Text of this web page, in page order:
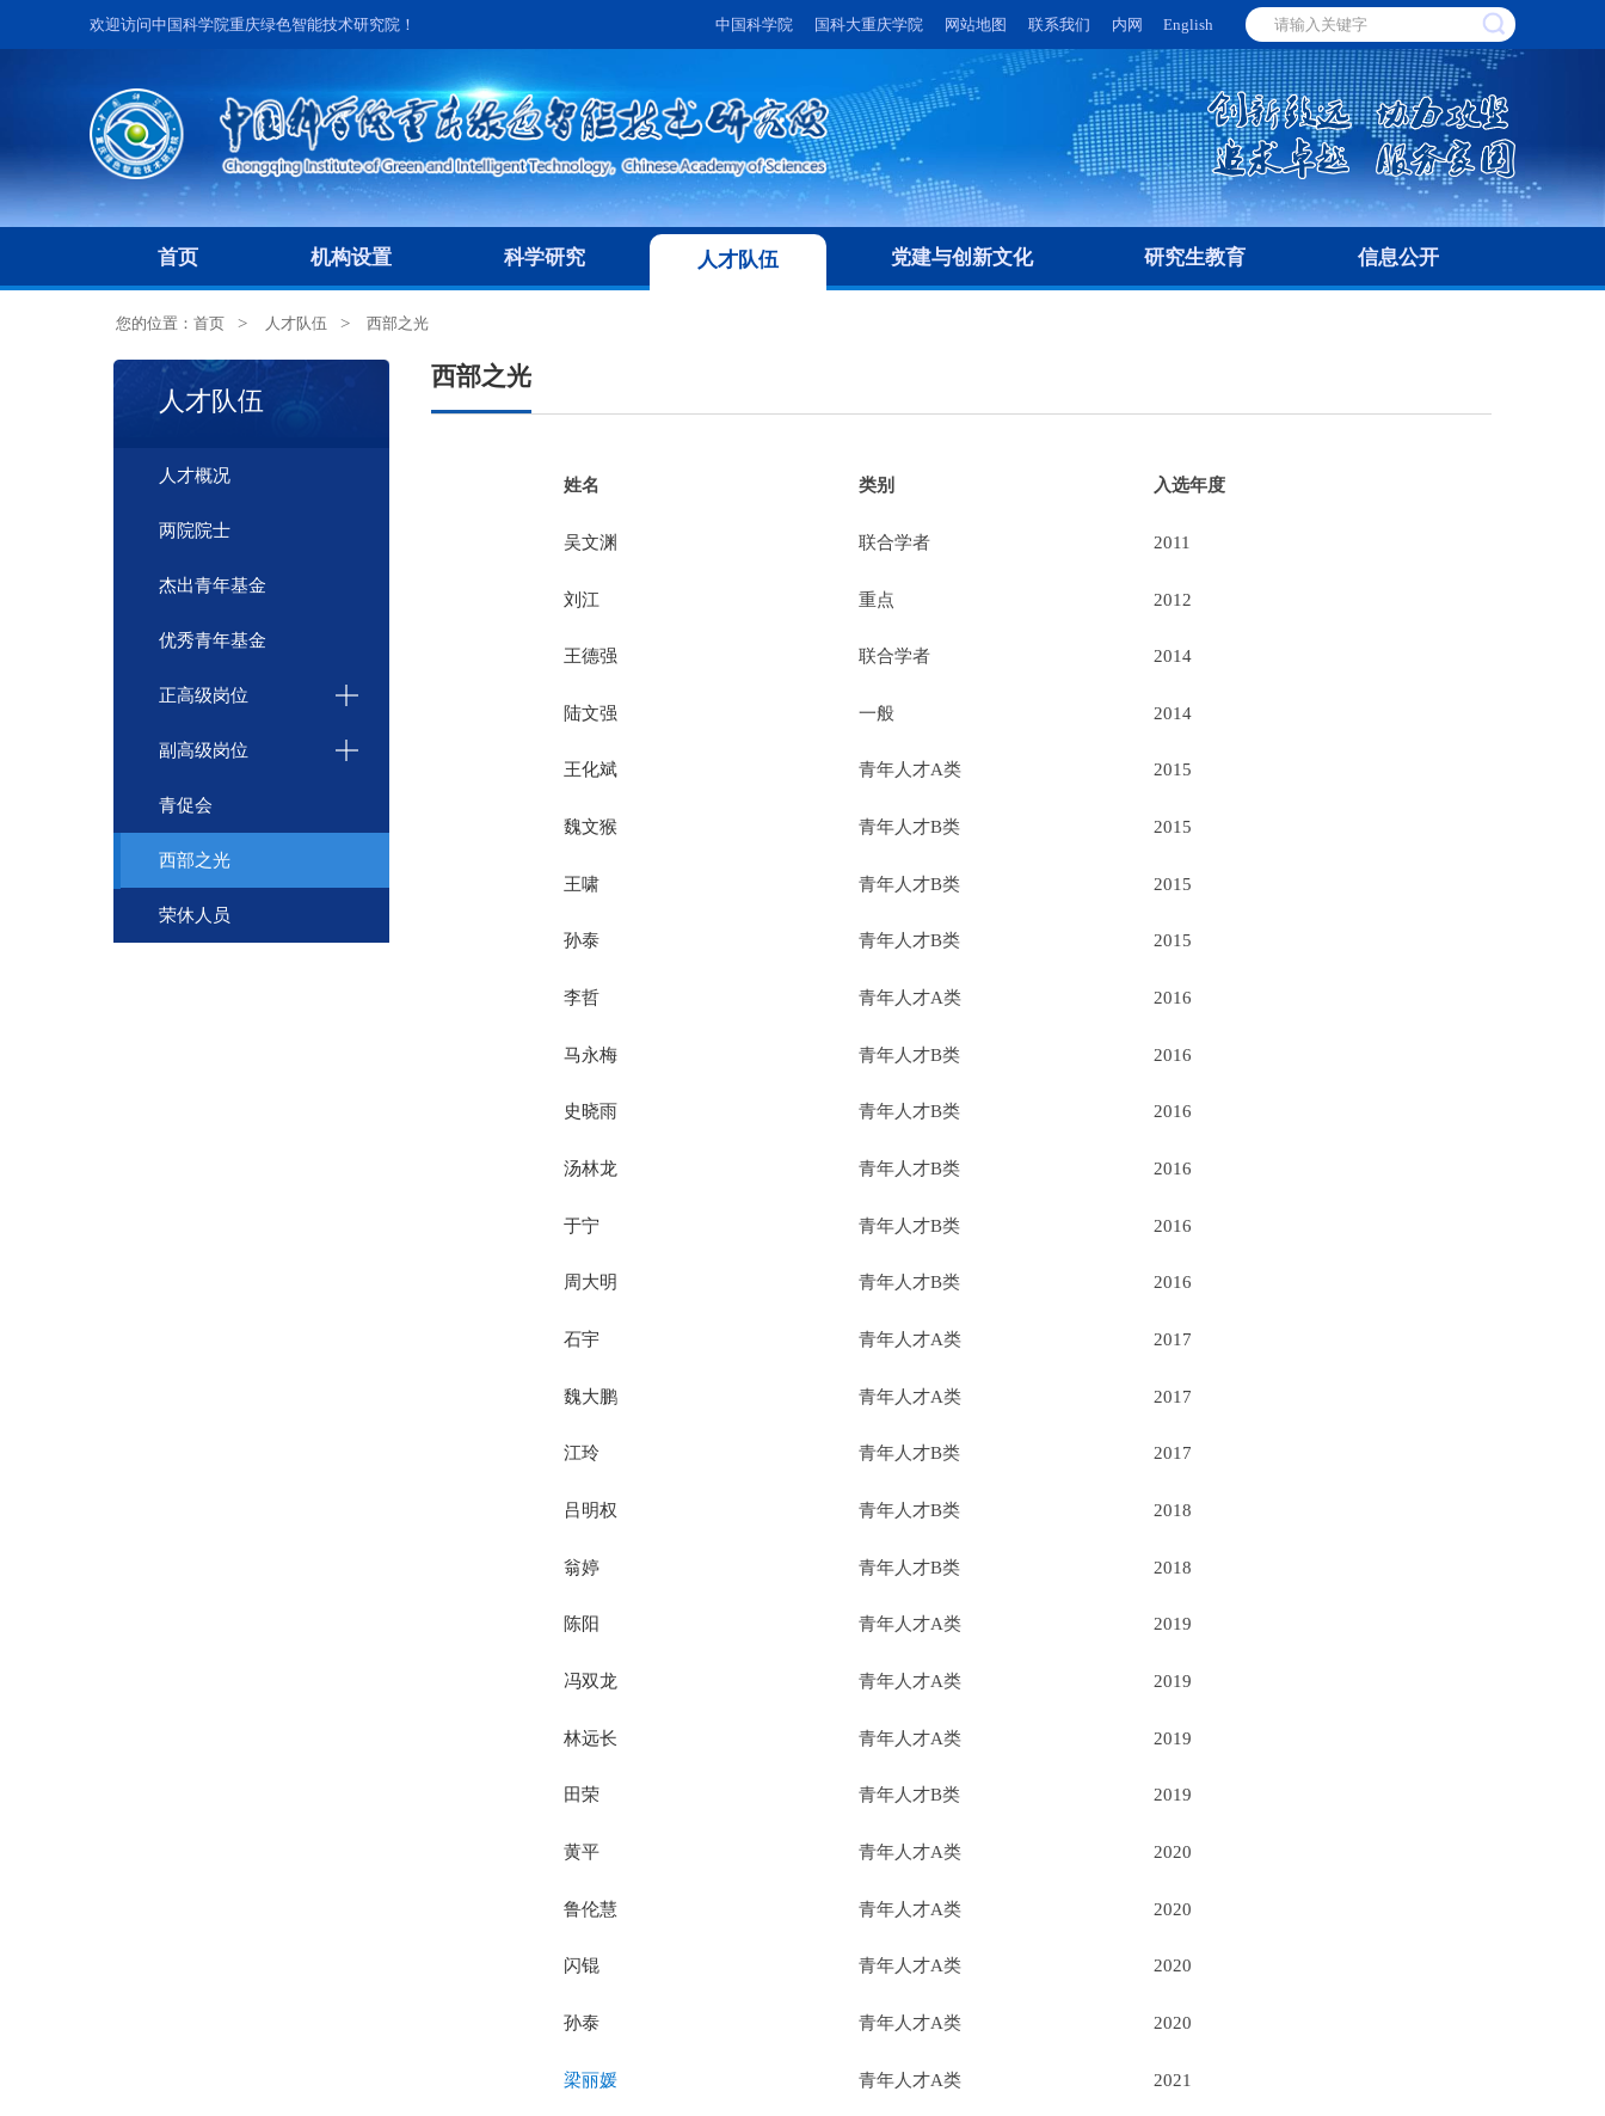
欢迎访问中国科学院重庆绿色智能技术研究院！ 中国科学院 国科大重庆学院 网站地图 联系我们 内网 English
首页 机构设置 科学研究 人才队伍 党建与创新文化 研究生教育 信息公开
您的位置：首页 人才队伍 西部之光
人才队伍
人才概况
两院院士
杰出青年基金
优秀青年基金
正高级岗位
副高级岗位
青促会
西部之光
荣休人员
西部之光
姓名 类别 入选年度
吴文渊 联合学者 2011
刘江 重点 2012
王德强 联合学者 2014
陆文强 一般 2014
王化斌 青年人才A类 2015
魏文猴 青年人才B类 2015
王啸 青年人才B类 2015
孙泰 青年人才B类 2015
李哲 青年人才A类 2016
马永梅 青年人才B类 2016
史晓雨 青年人才B类 2016
汤林龙 青年人才B类 2016
于宁 青年人才B类 2016
周大明 青年人才B类 2016
石宇 青年人才A类 2017
魏大鹏 青年人才A类 2017
江玲 青年人才B类 2017
吕明权 青年人才B类 2018
翁婷 青年人才B类 2018
陈阳 青年人才A类 2019
冯双龙 青年人才A类 2019
林远长 青年人才A类 2019
田荣 青年人才B类 2019
黄平 青年人才A类 2020
鲁伦慧 青年人才A类 2020
闪锟 青年人才A类 2020
孙泰 青年人才A类 2020
梁丽媛 青年人才A类 2021